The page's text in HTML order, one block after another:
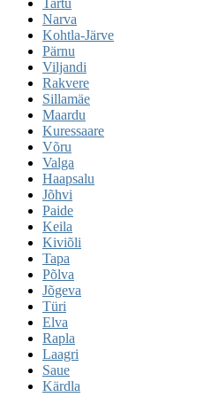
Narva
Kohtla-Järve
Pärnu
Viljandi
Rakvere
Sillamäe
Maardu
Kuressaare
Võru
Valga
Haapsalu
Jõhvi
Paide
Keila
Kiviõli
Tapa
Põlva
Jõgeva
Türi
Elva
Rapla
Laagri
Saue
Kärdla